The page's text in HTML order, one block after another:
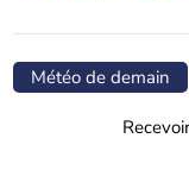
Météo de demain